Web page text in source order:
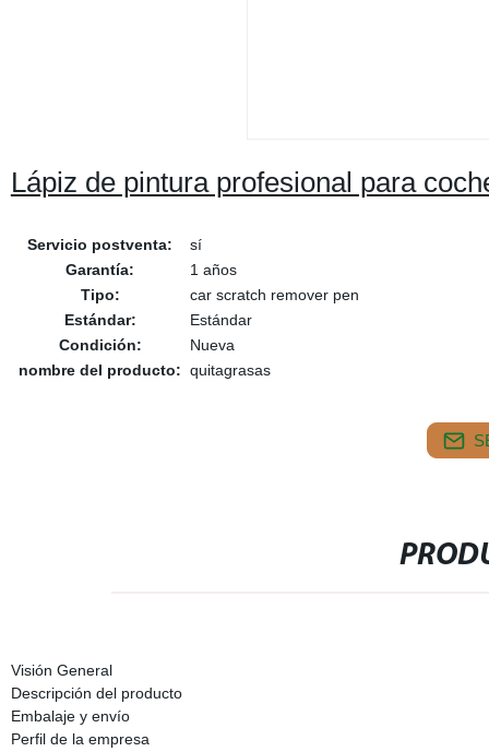
Lápiz de pintura profesional para
Servicio postventa:
sí
Garantía:
1 años
Tipo:
car scratch remover pen
Estándar:
Estándar
Condición:
Nueva
nombre del producto: quitagrasas
Visión General
Descripción del producto
Embalaje y envío
Perfil de la empresa